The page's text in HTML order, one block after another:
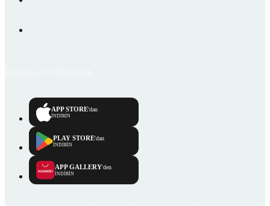
APP STORE'dan
İNDİRİN
PLAY STORE'dan
İNDİRİN
APP GALLERY'den
İNDİRİN